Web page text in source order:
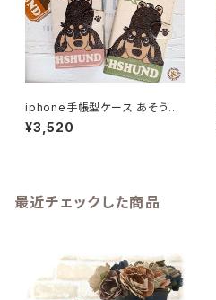
iphone手帳型ケース あそうぼ
うよ ダックス 手帳型ケース スマ
ートフォンケース
¥3,520
最近チェックした商品